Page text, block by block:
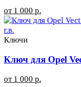
от 1 000 р.
Ключи
Ключ для Opel
от 1 000 р.